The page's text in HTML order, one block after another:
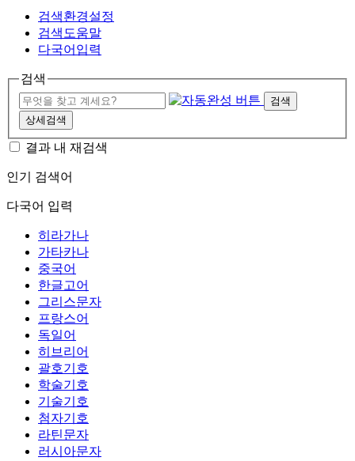
검색환경설정
검색도움말
다국어입력
검색
검색
상세검색
결과 내 재검색
인기 검색어
다국어 입력
히라가나
가타카나
중국어
한글고어
그리스문자
프랑스어
독일어
히브리어
괄호기호
학술기호
기술기호
첨자기호
라틴문자
러시아문자